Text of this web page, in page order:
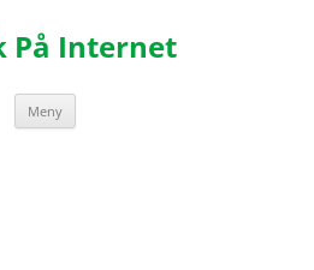
På Internet
Meny